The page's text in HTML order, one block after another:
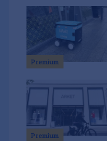
Premium
Premium